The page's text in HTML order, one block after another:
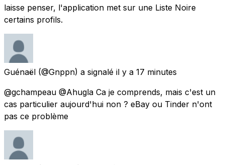
laisse penser, l'application met sur une Liste Noire
certains profils.
Guénaël (@Gnppn) a signalé il y a 17 minutes
@gchampeau @Ahugla Ca je comprends, mais c'est un
cas particulier aujourd'hui non ? eBay ou Tinder n'ont
pas ce problème